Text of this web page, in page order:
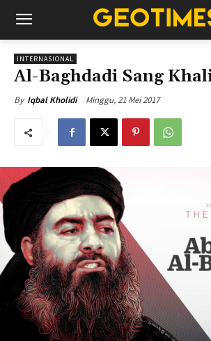
INTERNASIONAL
Al-Baghdadi Sang
By Iqbal Kholidi Minggu, 21 Mei 2017